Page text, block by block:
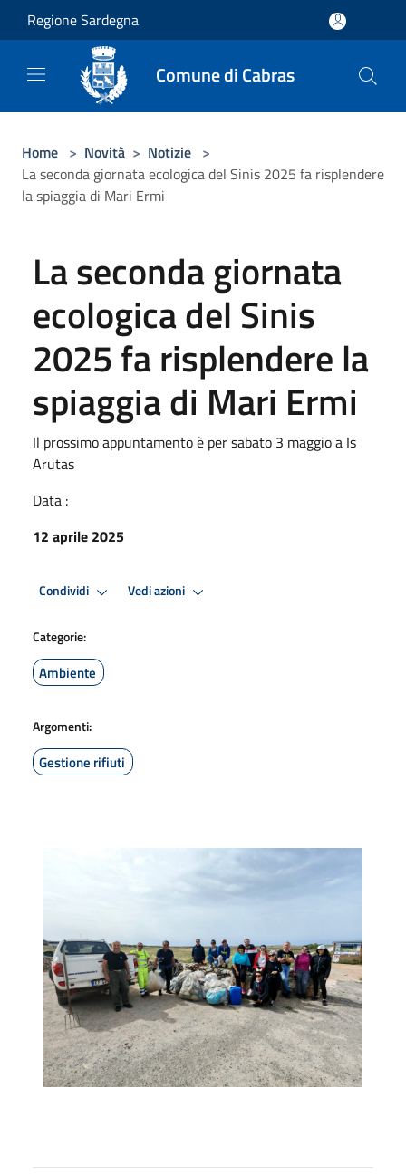
Salta al contenuto principale
Regione Sardegna
Comune di Cabras
Home > Novità > Notizie >
La seconda giornata ecologica del Sinis 2025 fa risplendere
la spiaggia di Mari Ermi
La seconda giornata
ecologica del Sinis
2025 fa risplendere la
spiaggia di Mari Ermi
Il prossimo appuntamento è per sabato 3 maggio a Is
Arutas
Data :
12 aprile 2025
Condividi Vedi azioni
Categorie:
Ambiente
Argomenti:
Gestione rifiuti